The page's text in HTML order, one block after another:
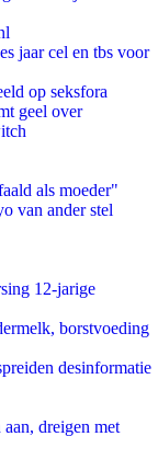
jaar cel en tbs voor
op seksfora
geel over
als moeder"
van ander stel
12-jarige
borstvoeding
desinformatie
dreigen met